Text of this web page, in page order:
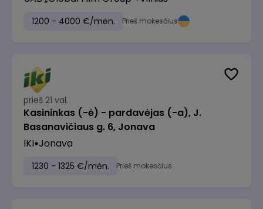
1200 - 4000 €/mėn. Prieš mokesčius
prieš 21 val.
Kasininkas (-ė) - pardavėjas (-a), J.
Basanavičiaus g. 6, Jonava
IKI Jonava
1230 - 1325 €/mėn. Prieš mokesčius